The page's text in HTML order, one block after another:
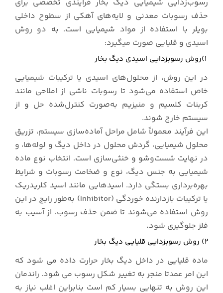
رسوب‌زدایی شیمیایی دیگ بخار فرآیندی تخصصی برای
حذف رسوبات معدنی و لایه‌های آهکی از سطوح داخلی
بویلر با استفاده از مواد شیمیایی است. به دو روش
اسیدی و قلیایی صورت میگیرد:
در این روش، از محلول‌های اسیدی یا ترکیبات شیمیایی
خاص استفاده می‌شود تا رسوبات ناشی از املاحی مانند
کربنات کلسیم و منیزیم به‌صورت کنترل‌شده حل و از
سیستم خارج شوند.
این فرآیند معمولاً شامل مراحل آماده‌سازی سیستم، تزریق
محلول شیمیایی، گردش محلول در داخل دیگ و لوله‌ها، و
در نهایت شست‌وشو و خنثی‌سازی است. انتخاب نوع ماده
شیمیایی به جنس دیگ، نوع و ضخامت رسوبات و شرایط
بهره‌برداری بستگی دارد. اسیدهایی مانند اسید کلریدریک
یا ترکیبات بازدارنده خوردگی (Inhibitor) به‌طور رایج در این
روش استفاده می‌شوند تا ضمن حذف رسوب، از آسیب به
فلز جلوگیری شود.
۲) روش رسوبزدایی قلیایی دیگ بخار
ماده قلیایی در داخل دیگ بخار حرارت داده می شود که
این امر عمدتا منجر به تغییر شکل رسوب می شود. راندمان
این روش به تنهایی بسیار کم است بنابراین اغلب نیاز به